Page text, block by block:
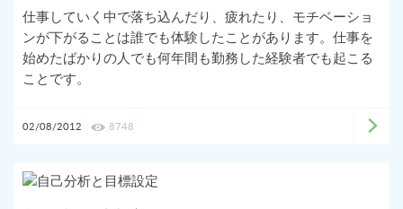
仕事していく中で落ち込んだり、疲れたり、モチベーショ
ンが下がることは誰でも体験したことがあります。仕事を
始めたばかりの人でも何年間も勤務した経験者でも起こる
ことです。
02/08/2012 8748